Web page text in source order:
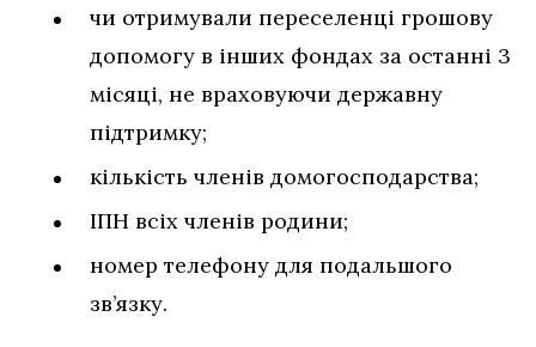
чи отримували переселенці грошову
допомогу в інших фондах за останні 3
місяці, не враховуючи державну
підтримку;
кількість членів домогосподарства;
ІПН всіх членів родини;
номер телефону для подальшого
зв’язку.